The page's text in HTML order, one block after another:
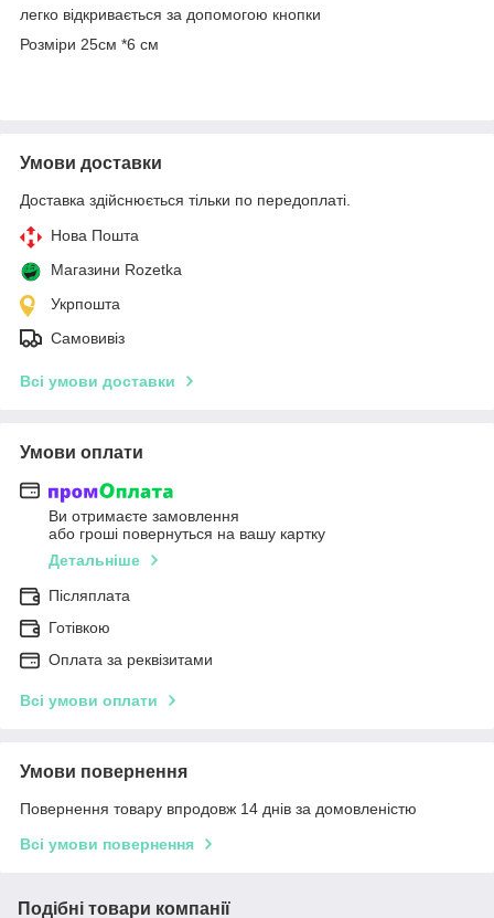
легко відкривається за допомогою кнопки
Розміри 25см *6 см
Умови доставки
Доставка здійснюється тільки по передоплаті.
Нова Пошта
Магазини Rozetka
Укрпошта
Самовивіз
Всі умови доставки
Умови оплати
Ви отримаєте замовлення
або гроші повернуться на вашу картку
Детальніше
Післяплата
Готівкою
Оплата за реквізитами
Всі умови оплати
Умови повернення
Повернення товару впродовж 14 днів за домовленістю
Всі умови повернення
Подібні товари компанії